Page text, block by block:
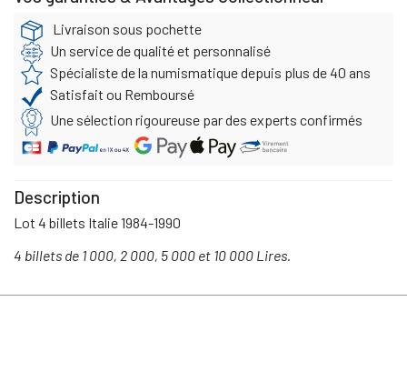
Livraison sous pochette
Un service de qualité et personnalisé
Spécialiste de la numismatique depuis plus de 40 ans
Satisfait ou Remboursé
Une sélection rigoureuse par des experts confirmés
Description
Lot 4 billets Italie 1984-1990
4 billets de 1 000, 2 000, 5 000 et 10 000 Lires.